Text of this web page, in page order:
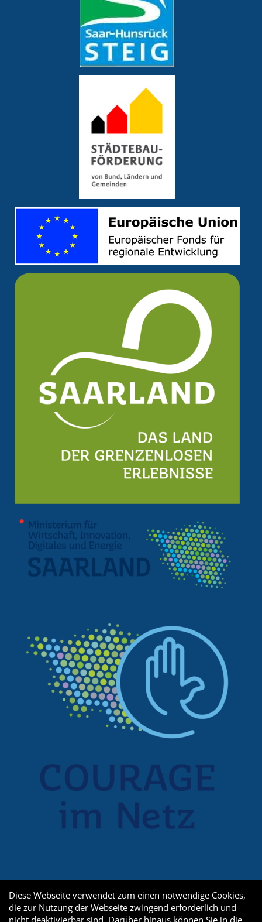
Diese Webseite verwendet zum einen notwendige Cookies,
die zur Nutzung der Webseite zwingend erforderlich und
nicht deaktivierbar sind. Darüber hinaus können Sie in die